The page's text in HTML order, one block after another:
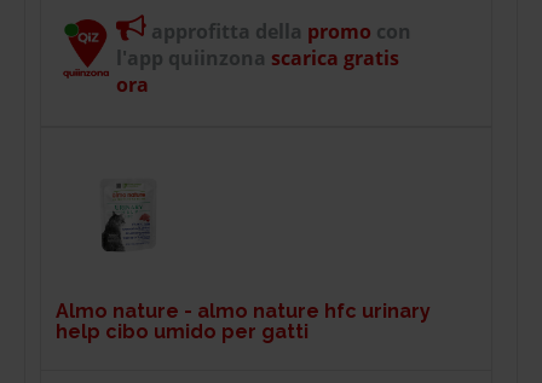
approfitta della promo con
l'app quiinzona scarica gratis
ora
Almo nature - almo nature hfc urinary
help cibo umido per gatti